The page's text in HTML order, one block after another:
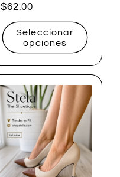
Precio
habitual
$62.00
Seleccionar
opciones